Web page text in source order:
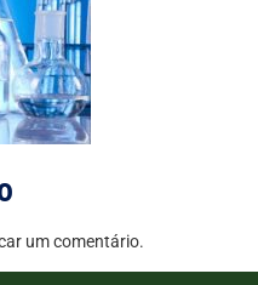
um comentário.